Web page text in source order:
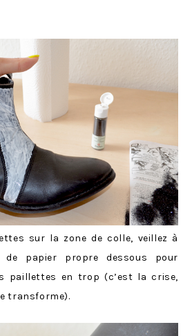
sur la zone de colle, veillez à
de papier propre dessous pour
paillettes en trop (c’est la crise,
transforme).